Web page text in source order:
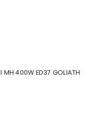
MH 400W ED37 GOLIATH